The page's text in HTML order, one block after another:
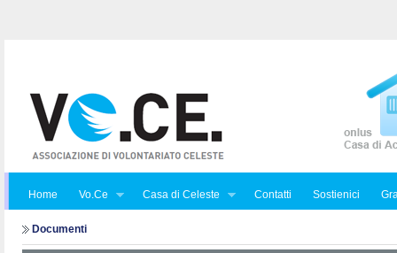
Home Vo.Ce Casa di Celeste Contatti Sostienici
Documenti